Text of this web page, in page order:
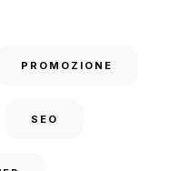
PROMOZIONE
SEO